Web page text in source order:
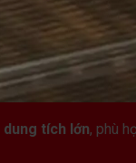
dung tích lớn, phù